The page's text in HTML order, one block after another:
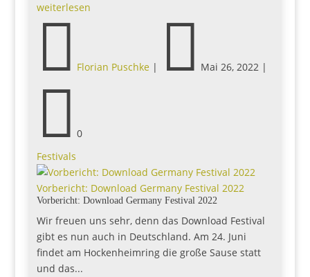
weiterlesen
 Florian Puschke|  Mai 26, 2022|
 0
Festivals
Vorbericht: Download Germany Festival 2022
Vorbericht: Download Germany Festival 2022
Wir freuen uns sehr, denn das Download Festival
gibt es nun auch in Deutschland. Am 24. Juni
findet am Hockenheimring die große Sause statt
und das...